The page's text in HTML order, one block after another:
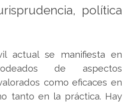
política
actual se manifiesta en
de aspectos
como eficaces en
tanto en la práctica. Hay